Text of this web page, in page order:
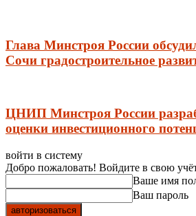
Глава Минстроя России
Сочи градостроительное
ЦНИП Минстроя России
оценки инвестиционного
войти в систему
Добро пожаловать! Войдите в свою
Ваше имя
Ваш пароль